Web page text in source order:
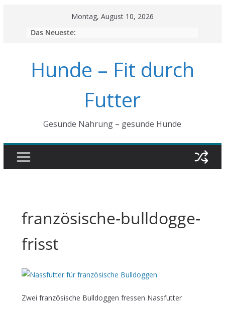
Montag, August 10, 2026
Das Neueste:
Hunde – Fit durch
Futter
Gesunde Nahrung – gesunde Hunde
französische-bulldogge-
frisst
Zwei französische Bulldoggen fressen Nassfutter